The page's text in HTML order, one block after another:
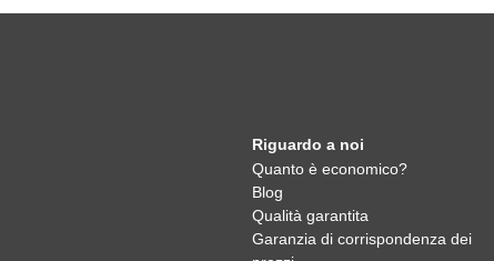
Riguardo a noi
Quanto è economico?
Blog
Qualità garantita
Garanzia di corrispondenza dei